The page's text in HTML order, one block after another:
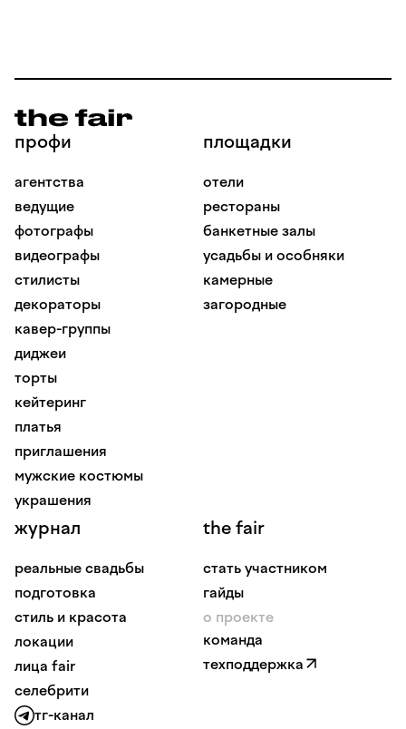
профи
агентства
ведущие
фотографы
видеографы
стилисты
декораторы
кавер-группы
диджеи
торты
кейтеринг
платья
приглашения
мужские костюмы
украшения
площадки
отели
рестораны
банкетные залы
усадьбы и особняки
камерные
загородные
журнал
реальные свадьбы
подготовка
стиль и красота
локации
лица fair
селебрити
the fair
стать участником
гайды
о проекте
команда
техподдержка
тг-канал